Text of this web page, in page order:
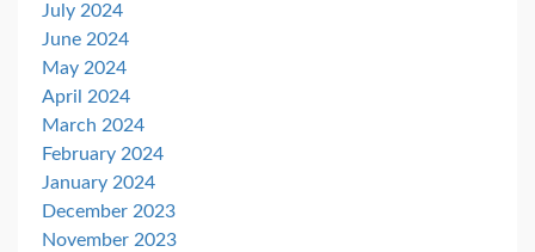
July 2024
June 2024
May 2024
April 2024
March 2024
February 2024
January 2024
December 2023
November 2023